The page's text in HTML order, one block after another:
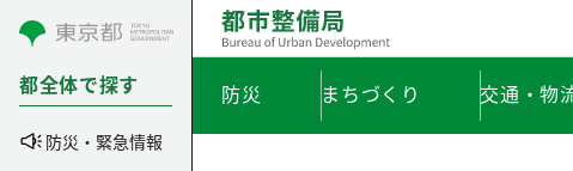
コンテンツにスキップ
都全体で探す
防災・緊急情報
防災 まちづくり 交通・物